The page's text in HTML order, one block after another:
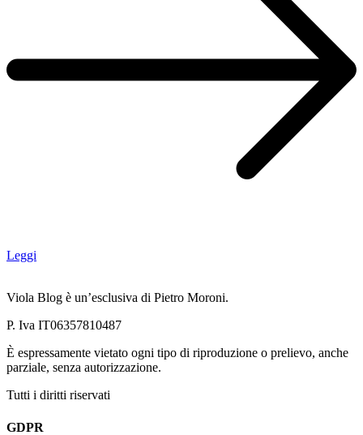
Leggi
Viola Blog è un’esclusiva di Pietro Moroni.
P. Iva IT06357810487
È espressamente vietato ogni tipo di riproduzione o prelievo, anche
parziale, senza autorizzazione.
Tutti i diritti riservati
GDPR